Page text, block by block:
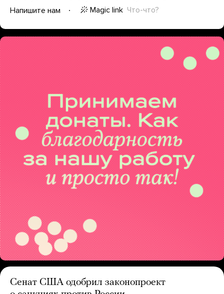
Напишите нам
Magic link Что-что?
Сенат США одобрил законопроект